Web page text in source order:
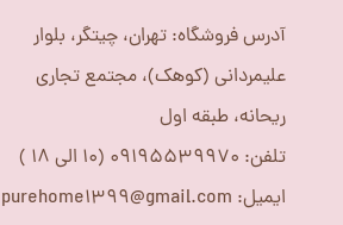
آدرس فروشگاه: تهران، چیتگر، بلوار
علیمردانی (کوهک)، مجتمع تجاری
ریحانه، طبقه اول
تلفن: 09195539970 (10 الی 18 )
ایمیل: purehome1399@gmail.com